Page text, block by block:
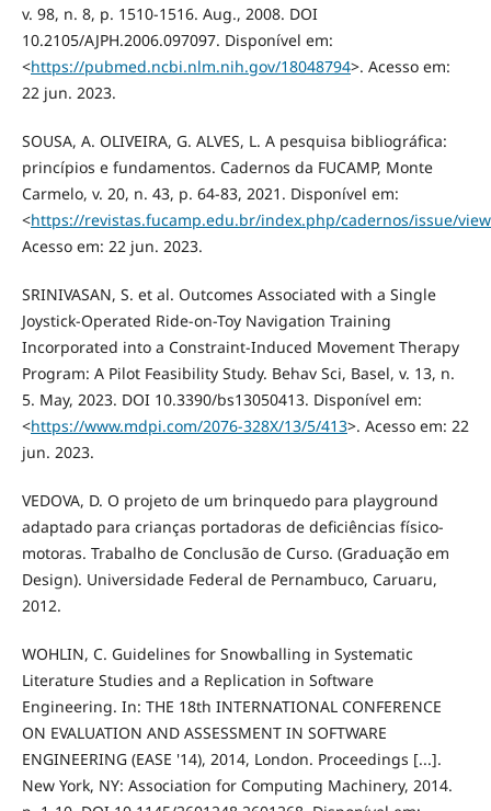
v. 98, n. 8, p. 1510-1516. Aug., 2008. DOI
10.2105/AJPH.2006.097097. Disponível em:
<https://pubmed.ncbi.nlm.nih.gov/18048794>. Acesso em:
22 jun. 2023.
SOUSA, A. OLIVEIRA, G. ALVES, L. A pesquisa bibliográfica:
princípios e fundamentos. Cadernos da FUCAMP, Monte
Carmelo, v. 20, n. 43, p. 64-83, 2021. Disponível em:
<https://revistas.fucamp.edu.br/index.php/cadernos/issue/
Acesso em: 22 jun. 2023.
SRINIVASAN, S. et al. Outcomes Associated with a Single
Joystick-Operated Ride-on-Toy Navigation Training
Incorporated into a Constraint-Induced Movement Therapy
Program: A Pilot Feasibility Study. Behav Sci, Basel, v. 13, n.
5. May, 2023. DOI 10.3390/bs13050413. Disponível em:
<https://www.mdpi.com/2076-328X/13/5/413>. Acesso em: 22
jun. 2023.
VEDOVA, D. O projeto de um brinquedo para playground
adaptado para crianças portadoras de deficiências físico-
motoras. Trabalho de Conclusão de Curso. (Graduação em
Design). Universidade Federal de Pernambuco, Caruaru,
2012.
WOHLIN, C. Guidelines for Snowballing in Systematic
Literature Studies and a Replication in Software
Engineering. In: THE 18th INTERNATIONAL CONFERENCE
ON EVALUATION AND ASSESSMENT IN SOFTWARE
ENGINEERING (EASE '14), 2014, London. Proceedings [...].
New York, NY: Association for Computing Machinery, 2014.